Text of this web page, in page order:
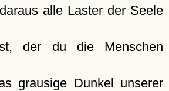
alle Laster der Seele
der du die Menschen
grausige Dunkel unserer